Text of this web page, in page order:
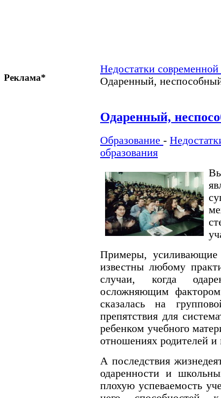
Недостатки
Одаренный,
Одаренный,
Образование -
образования
Примеры, усиливающие
известны любому
случаи, когда
осложняющим
сказалась на
препятствия для
ребенком учебного
отношениях родителей
А последствия
одаренности и
плохую успеваемость
Реклама*